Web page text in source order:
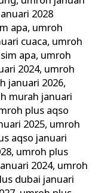
2028
apa, umroh
cuaca, umroh
apa, umroh
2024, umroh
januari 2026,
murah januari
plus aqso
2025, umroh
aqso januari
, umroh plus
2024, umroh
dubai januari